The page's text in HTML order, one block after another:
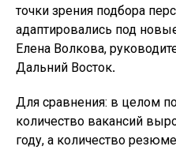
точки зрения подбора
адаптировались под
Елена Волкова,
Дальний Восток.
Для сравнения: в целом
количество вакансий
году, а количество